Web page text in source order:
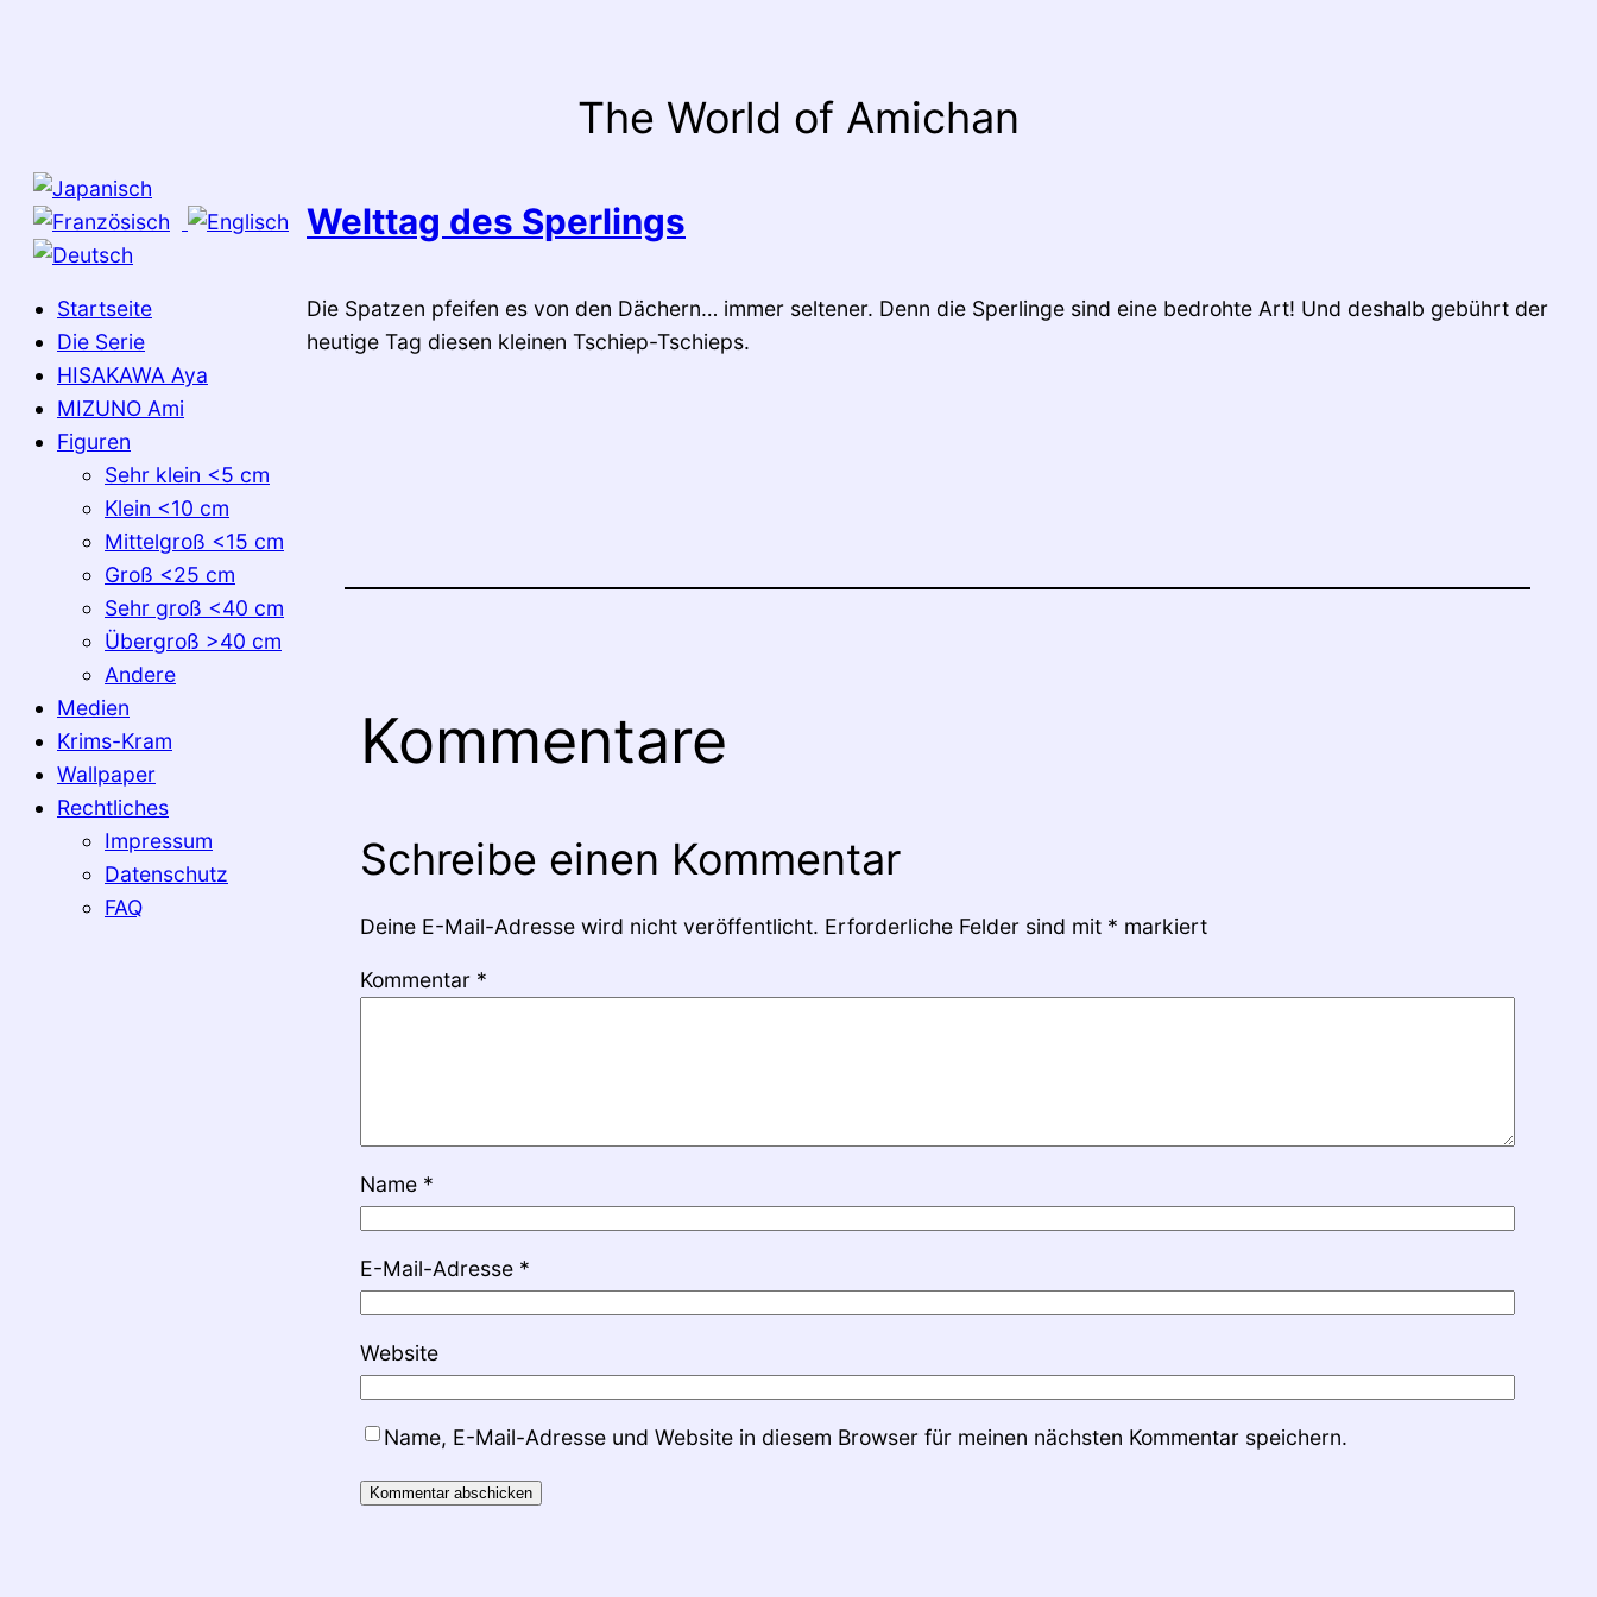
The World of Amichan
Startseite
Die Serie
HISAKAWA Aya
MIZUNO Ami
Figuren
Sehr klein <5 cm
Klein <10 cm
Mittelgroß <15 cm
Groß <25 cm
Sehr groß <40 cm
Übergroß >40 cm
Andere
Medien
Krims-Kram
Wallpaper
Rechtliches
Impressum
Datenschutz
FAQ
Welttag des Sperlings
Die Spatzen pfeifen es von den Dächern… immer seltener. Denn die Sperlinge sind eine bedrohte Art! Und deshalb gebührt der
heutige Tag diesen kleinen Tschiep-Tschieps.
Kommentare
Schreibe einen Kommentar
Deine E-Mail-Adresse wird nicht veröffentlicht. Erforderliche Felder sind mit * markiert
Kommentar *
Name *
E-Mail-Adresse *
Website
Name, E-Mail-Adresse und Website in diesem Browser für meinen nächsten Kommentar speichern.